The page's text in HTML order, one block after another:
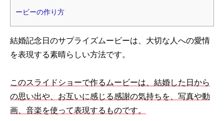
ービーの作り方
結婚記念日のサプライズムービーは、大切な人への愛情
を表現する素晴らしい方法です。
このスライドショーで作るムービーは、結婚した日から
の思い出や、お互いに感じる感謝の気持ちを、写真や動
画、音楽を使って表現するものです。